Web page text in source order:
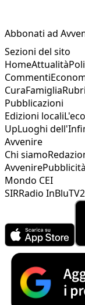
Abbonati ad
Sezioni del sito
HomeAttualità
Commenti
CuraFamiglia
Pubblicazioni
Edizioni locali
UpLuoghi
Avvenire
Chi siamo
AvvenirePubblicità
Mondo CEI
SIRRadio InBlu